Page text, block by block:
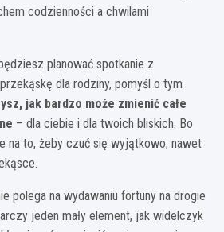
codzienności a chwilami
planować spotkanie z
dla rodziny, pomyśl o tym
jak bardzo może zmienić całe
– dla ciebie i dla twoich bliskich. Bo
na to, żeby czuć się wyjątkowo, nawet
polega na wydawaniu fortuny na drogie
jeden mały element, jak widelczyk